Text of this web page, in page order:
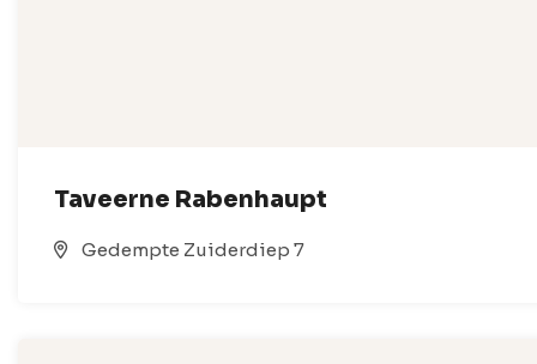
Taveerne Rabenhaupt
Gedempte Zuiderdiep 7